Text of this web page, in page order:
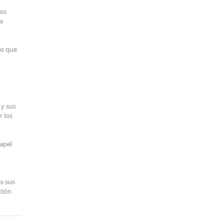
que
sus
los
sus